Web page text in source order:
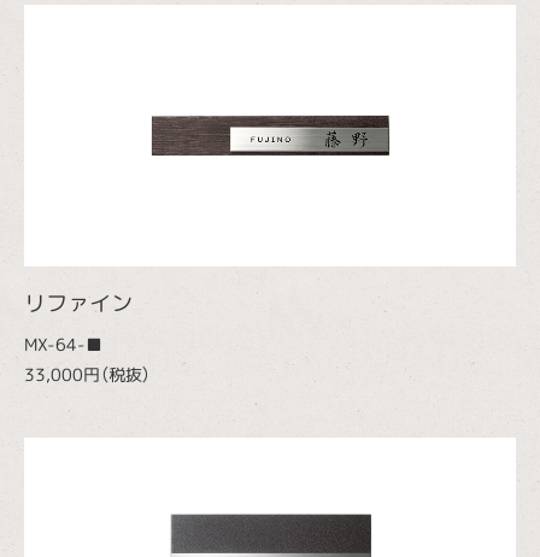
リファイン
MX-64-■
33,000円（税抜）